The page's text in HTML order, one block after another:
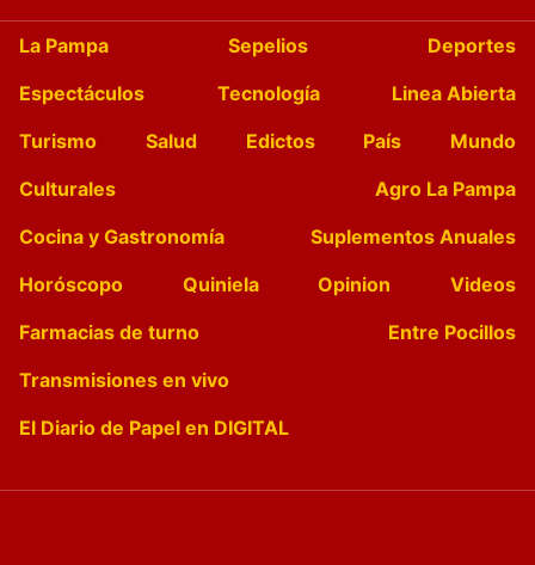
La Pampa Sepelios
Deportes
Espectáculos
Tecnología
Linea Abierta
Turismo
Salud Edictos País
Mundo
Culturales
Agro La Pampa
Cocina y Gastronomía
Suplementos Anuales
Horóscopo
Quiniela Opinion
Videos
Farmacias de turno
Entre Pocillos
Transmisiones en vivo
El Diario de Papel en DIGITAL